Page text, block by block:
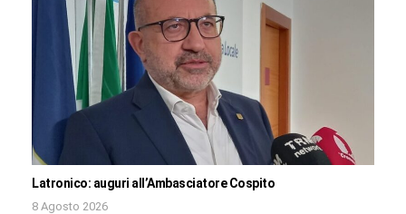
Latronico: auguri all’Ambasciatore Cospito
8 Agosto 2026